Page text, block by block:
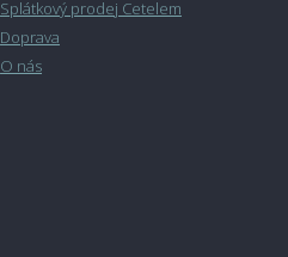
Splátkový prodej Cetelem
Doprava
O nás